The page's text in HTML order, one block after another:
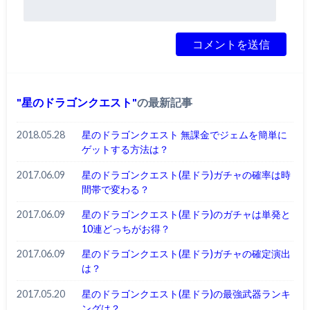
星のドラゴンクエスト の最新記事
2018.05.28
星のドラゴンクエスト 無課金でジェムを簡単に
ゲットする方法は？
2017.06.09
星のドラゴンクエスト(星ドラ)ガチャの確率は時
間帯で変わる？
2017.06.09
星のドラゴンクエスト(星ドラ)のガチャは単発と
10連どっちがお得？
2017.06.09
星のドラゴンクエスト(星ドラ)ガチャの確定演出
は？
2017.05.20
星のドラゴンクエスト(星ドラ)の最強武器ランキ